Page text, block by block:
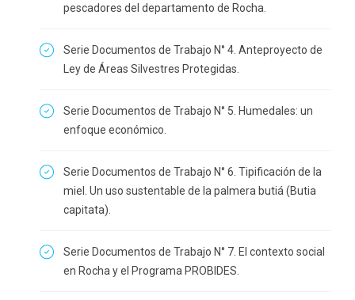
pescadores del departamento de Rocha.
Serie Documentos de Trabajo N° 4. Anteproyecto de
Ley de Áreas Silvestres Protegidas.
Serie Documentos de Trabajo N° 5. Humedales: un
enfoque económico.
Serie Documentos de Trabajo N° 6. Tipificación de la
miel. Un uso sustentable de la palmera butiá (Butia
capitata).
Serie Documentos de Trabajo N° 7. El contexto social
en Rocha y el Programa PROBIDES.